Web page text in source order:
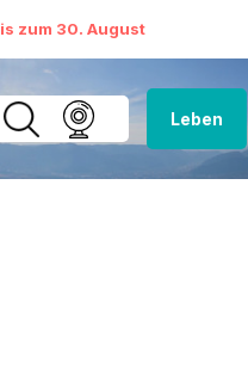
zum 30. August
Leben